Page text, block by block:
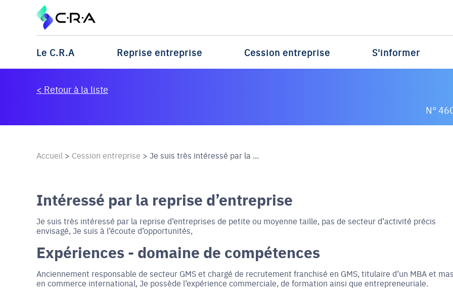
Le C.R.A Reprise entreprise Cession entreprise S'informer
< Retour à la liste
N°
Accueil > Cession entreprise > Je suis très intéressé par la ...
Intéressé par la reprise d’entreprise
Je suis très intéressé par la reprise d’entreprises de petite ou moyenne taille, pas de secteur d’activité précis
envisagé, Je suis à l’écoute d’opportunités,
Expériences - domaine de compétences
Anciennement responsable de secteur GMS et chargé de recrutement franchisé en GMS, titulaire d’un MBA et
en commerce international, Je possède l’expérience commerciale, de formation ainsi que entrepreneuriale.